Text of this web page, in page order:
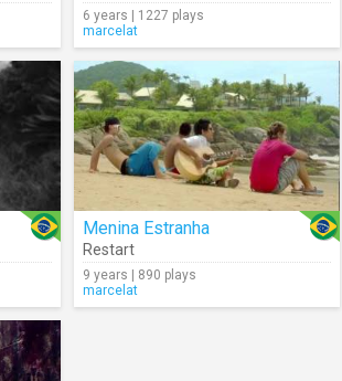
6 years | 1227 plays
marcelat
Menina Estranha
Restart
9 years | 890 plays
marcelat